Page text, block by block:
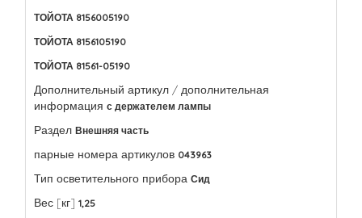
ТОЙОТА 8156005190
ТОЙОТА 8156105190
ТОЙОТА 81561-05190
Дополнительный артикул / дополнительная
информация с держателем лампы
Раздел Внешняя часть
парные номера артикулов 043963
Тип осветительного прибора Сид
Вес [кг] 1,25